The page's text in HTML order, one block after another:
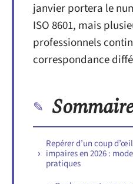
janvier portera le
ISO 8601, mais
professionnels
correspondance
Repérer d’un coup
impaires en 2026 :
pratiques